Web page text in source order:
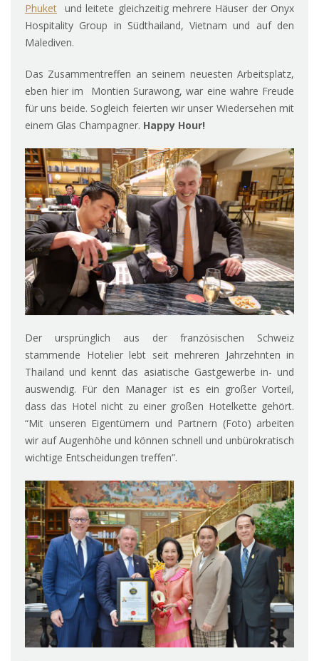
Phuket und leitete gleichzeitig mehrere Häuser der Onyx
Hospitality Group in Südthailand, Vietnam und auf den
Malediven.
Das Zusammentreffen an seinem neuesten Arbeitsplatz,
eben hier im Montien Surawong, war eine wahre Freude
für uns beide. Sogleich feierten wir unser Wiedersehen mit
einem Glas Champagner. Happy Hour!
Der ursprünglich aus der französischen Schweiz
stammende Hotelier lebt seit mehreren Jahrzehnten in
Thailand und kennt das asiatische Gastgewerbe in- und
auswendig. Für den Manager ist es ein großer Vorteil,
dass das Hotel nicht zu einer großen Hotelkette gehört.
“Mit unseren Eigentümern und Partnern (Foto) arbeiten
wir auf Augenhöhe und können schnell und unbürokratisch
wichtige Entscheidungen treffen”.